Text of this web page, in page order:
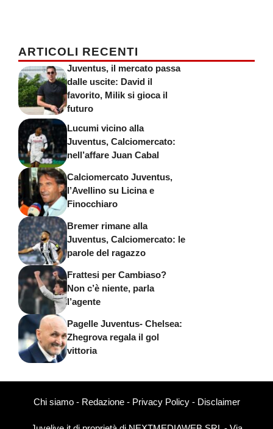
ARTICOLI RECENTI
Juventus, il mercato passa
dalle uscite: David il
favorito, Milik si gioca il
futuro
Lucumi vicino alla
Juventus, Calciomercato:
nell’affare Juan Cabal
Calciomercato Juventus,
l’Avellino su Licina e
Finocchiaro
Bremer rimane alla
Juventus, Calciomercato: le
parole del ragazzo
Frattesi per Cambiaso?
Non c’è niente, parla
l’agente
Pagelle Juventus- Chelsea:
Zhegrova regala il gol
vittoria
Chi siamo- Redazione- Privacy Policy- Disclaimer